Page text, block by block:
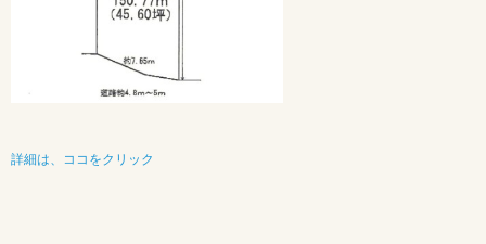
詳細は、ココをクリック